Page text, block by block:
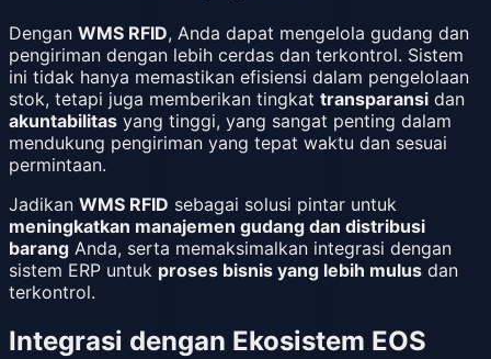
Dengan WMS RFID, Anda dapat mengelola gudang dan
pengiriman dengan lebih cerdas dan terkontrol. Sistem
ini tidak hanya memastikan efisiensi dalam pengelolaan
stok, tetapi juga memberikan tingkat transparansi dan
akuntabilitas yang tinggi, yang sangat penting dalam
mendukung pengiriman yang tepat waktu dan sesuai
permintaan.
Jadikan WMS RFID sebagai solusi pintar untuk
meningkatkan manajemen gudang dan distribusi
barang Anda, serta memaksimalkan integrasi dengan
sistem ERP untuk proses bisnis yang lebih mulus dan
terkontrol.
Integrasi dengan Ekosistem EOS